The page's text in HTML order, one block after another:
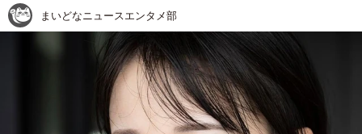
まいどなニュースエンタメ部